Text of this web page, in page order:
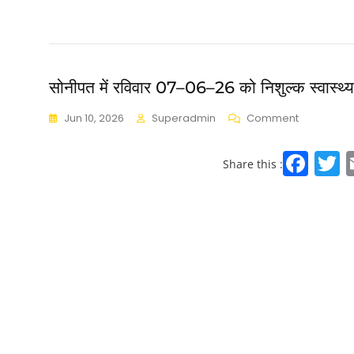
b
k
सोनीपत में रविवार 07–06–26 को निशुल्क
Jun 10, 2026 Superadmin Comment
Share this : F T